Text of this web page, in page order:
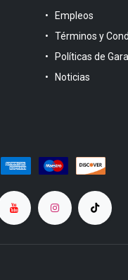
Empleos
Términos y
Políticas de
Noticias